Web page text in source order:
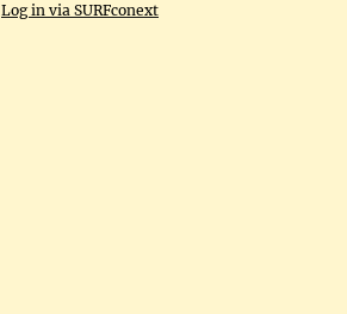
Log in via SURFconext